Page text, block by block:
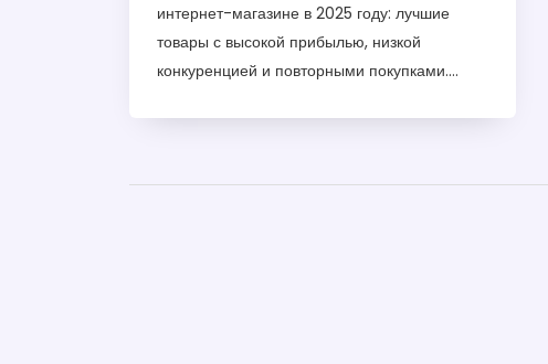
интернет-магазине в 2025 году: лучшие
товары с высокой прибылью, низкой
конкуренцией и повторными покупками.